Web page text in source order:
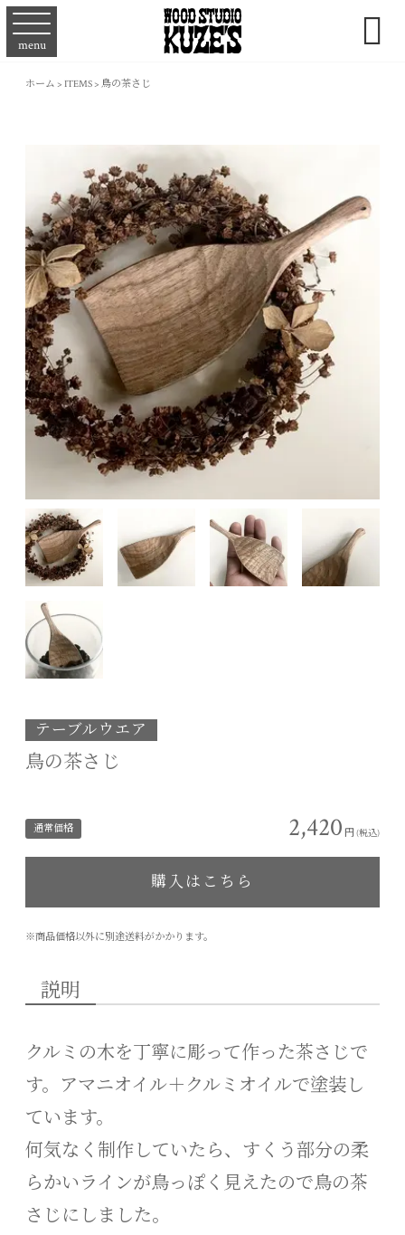
menu 
ホーム > ITEMS> 鳥の茶さじ
テーブルウエア
鳥の茶さじ
通常価格 2,420 円(税込)
購入はこちら
※商品価格以外に別途送料がかかります。
説明
クルミの木を丁寧に彫って作った茶さじで
す。アマニオイル＋クルミオイルで塗装し
ています。
何気なく制作していたら、すくう部分の柔
らかいラインが鳥っぽく見えたので鳥の茶
さじにしました。